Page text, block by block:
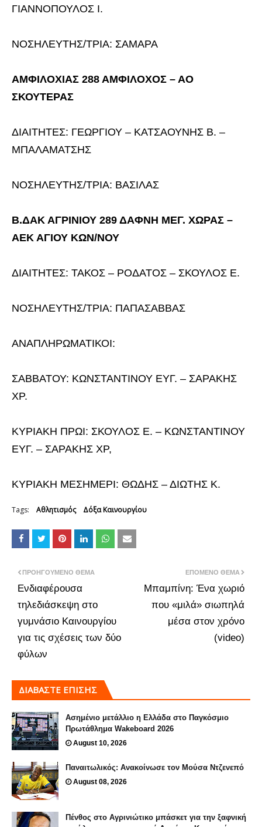
ΓΙΑΝΝΟΠΟΥΛΟΣ Ι.
ΝΟΣΗΛΕΥΤΗΣ/ΤΡΙΑ: ΣΑΜΑΡΑ
ΑΜΦΙΛΟΧΙΑΣ 288 ΑΜΦΙΛΟΧΟΣ – ΑΟ
ΣΚΟΥΤΕΡΑΣ
ΔΙΑΙΤΗΤΕΣ: ΓΕΩΡΓΙΟΥ – ΚΑΤΣΑΟΥΝΗΣ Β. –
ΜΠΑΛΑΜΑΤΣΗΣ
ΝΟΣΗΛΕΥΤΗΣ/ΤΡΙΑ: ΒΑΣΙΛΑΣ
Β.ΔΑΚ ΑΓΡΙΝΙΟΥ 289 ΔΑΦΝΗ ΜΕΓ. ΧΩΡΑΣ –
ΑΕΚ ΑΓΙΟΥ ΚΩΝ/ΝΟΥ
ΔΙΑΙΤΗΤΕΣ: ΤΑΚΟΣ – ΡΟΔΑΤΟΣ – ΣΚΟΥΛΟΣ Ε.
ΝΟΣΗΛΕΥΤΗΣ/ΤΡΙΑ: ΠΑΠΑΣΑΒΒΑΣ
ΑΝΑΠΛΗΡΩΜΑΤΙΚΟΙ:
ΣΑΒΒΑΤΟΥ: ΚΩΝΣΤΑΝΤΙΝΟΥ ΕΥΓ. – ΣΑΡΑΚΗΣ
ΧΡ.
ΚΥΡΙΑΚΗ ΠΡΩΙ: ΣΚΟΥΛΟΣ Ε. – ΚΩΝΣΤΑΝΤΙΝΟΥ
ΕΥΓ. – ΣΑΡΑΚΗΣ ΧΡ,
ΚΥΡΙΑΚΗ ΜΕΣΗΜΕΡΙ: ΘΩΔΗΣ – ΔΙΩΤΗΣ Κ.
Tags: Αθλητισμός Δόξα Καινουργίου
ΕΠΌΜΕΝΟ ΘΈΜΑ
Μπαμπίνη: Ένα χωριό
που «μιλά» σιωπηλά
μέσα στον χρόνο
(video)
ΠΡΟΗΓΟΎΜΕΝΟ ΘΈΜΑ
Ενδιαφέρουσα
τηλεδιάσκεψη στο
γυμνάσιο Καινουργίου
για τις σχέσεις των δύο
φύλων
ΔΙΑΒΑΣΤΕ ΕΠΙΣΗΣ
Ασημένιο μετάλλιο η Ελλάδα στο Παγκόσμιο
Πρωτάθλημα Wakeboard 2026
August 10, 2026
Παναιτωλικός: Ανακοίνωσε τον Μούσα Ντζενεπό
August 08, 2026
Πένθος στο Αγρινιώτικο μπάσκετ για την ξαφνική